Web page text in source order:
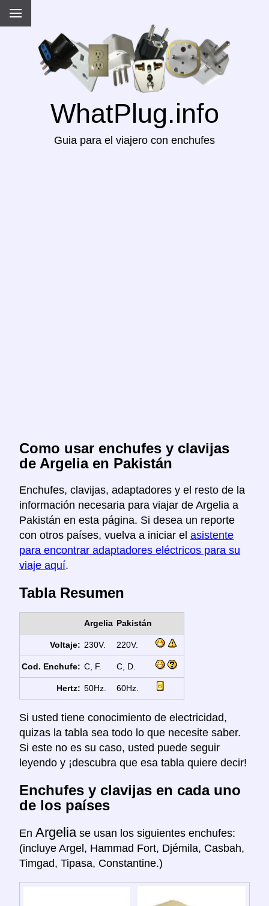
WhatPlug.info
Guia para el viajero con enchufes
Como usar enchufes y clavijas
de Argelia en Pakistán
Enchufes, clavijas, adaptadores y el resto de la
información necesaria para viajar de Argelia a
Pakistán en esta página. Si desea un reporte
con otros países, vuelva a iniciar el asistente
para encontrar adaptadores eléctricos para su
viaje aquí.
Tabla Resumen
Argelia Pakistán
Voltaje: 230V. 220V.
Cod. Enchufe: C, F. C, D.
Hertz: 50Hz. 60Hz.
Si usted tiene conocimiento de electricidad,
quizas la tabla sea todo lo que necesite saber.
Si este no es su caso, usted puede seguir
leyendo y ¡descubra que esa tabla quiere decir!
Enchufes y clavijas en cada uno
de los países
En Argelia se usan los siguientes enchufes:
(incluye Argel, Hammad Fort, Djémila, Casbah,
Timgad, Tipasa, Constantine.)